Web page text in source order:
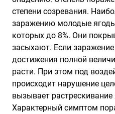
степени созревания.
заражению молодые
которых до 8%. Они
засыхают. Если
достижения полной
расти. При этом под
происходит нарушение
вызывает
Характерный симптом